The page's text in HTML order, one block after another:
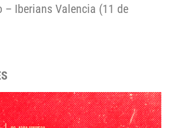
– Iberians Valencia (11 de